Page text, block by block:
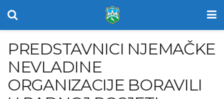
PREDSTAVNICI NJEMAČKE
NEVLADINE
ORGANIZACIJE BORAVILI